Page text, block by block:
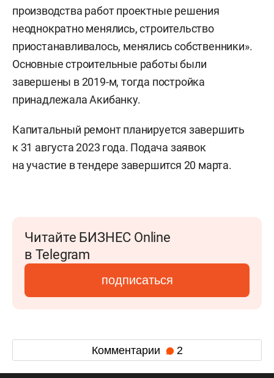
производства работ проектные решения
неоднократно менялись, строительство
приостанавливалось, менялись собственники».
Основные строительные работы были
завершены в 2019-м, тогда постройка
принадлежала Акибанку.
Капитальный ремонт планируется завершить
к 31 августа 2023 года. Подача заявок
на участие в тендере завершится 20 марта.
Читайте БИЗНЕС Online
в Telegram
подписаться
Комментарии 2